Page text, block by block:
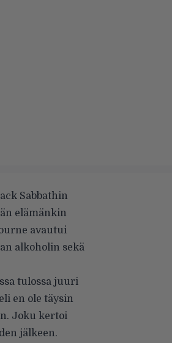
Sabbathin
elämänkin
avautui
alkoholin sekä
tulossa juuri
en ole täysin
Joku kertoi
jälkeen.